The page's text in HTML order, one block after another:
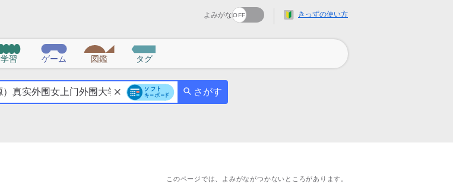
よみがな きっずの使い方
学習 ゲーム 図鑑 タグ
さがす
このページでは、よみがながつかないところがあります。